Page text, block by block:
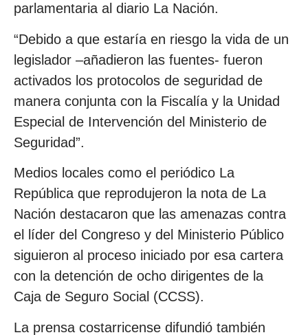
parlamentaria al diario La Nación.
“Debido a que estaría en riesgo la vida de un
legislador –añadieron las fuentes- fueron
activados los protocolos de seguridad de
manera conjunta con la Fiscalía y la Unidad
Especial de Intervención del Ministerio de
Seguridad”.
Medios locales como el periódico La
República que reprodujeron la nota de La
Nación destacaron que las amenazas contra
el líder del Congreso y del Ministerio Público
siguieron al proceso iniciado por esa cartera
con la detención de ocho dirigentes de la
Caja de Seguro Social (CCSS).
La prensa costarricense difundió también